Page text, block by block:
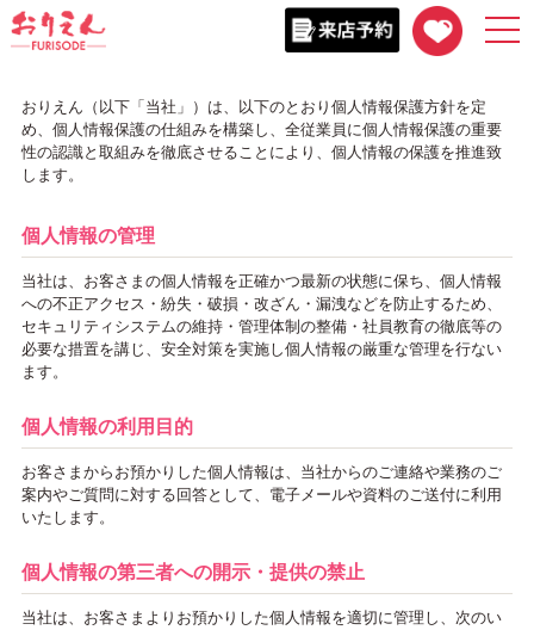
おりえん（以下「当社」）は、以下のとおり個人情報保護方針を定
め、個人情報保護の仕組みを構築し、全従業員に個人情報保護の重要
性の認識と取組みを徹底させることにより、個人情報の保護を推進致
します。
個人情報の管理
当社は、お客さまの個人情報を正確かつ最新の状態に保ち、個人情報
への不正アクセス・紛失・破損・改ざん・漏洩などを防止するため、
セキュリティシステムの維持・管理体制の整備・社員教育の徹底等の
必要な措置を講じ、安全対策を実施し個人情報の厳重な管理を行ない
ます。
個人情報の利用目的
お客さまからお預かりした個人情報は、当社からのご連絡や業務のご
案内やご質問に対する回答として、電子メールや資料のご送付に利用
いたします。
個人情報の第三者への開示・提供の禁止
当社は、お客さまよりお預かりした個人情報を適切に管理し、次のい